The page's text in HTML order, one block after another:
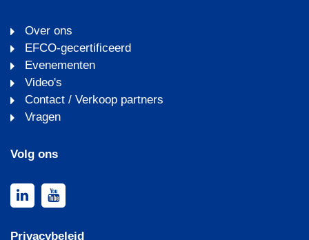
Over ons
EFCO-gecertificeerd
Evenementen
Video's
Contact / Verkoop partners
Vragen
Volg ons
Privacybeleid